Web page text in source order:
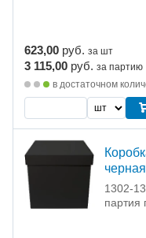
623,00 руб. за шт
3 115,00 руб. за партию
в достаточном
черная
1302-
партия